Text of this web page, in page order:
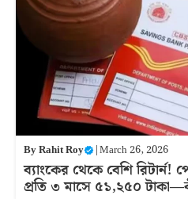
ByRahit Roy |March 26, 2026
ব্যাংকের থেকে বেশি
প্রতি ৩ মাসে ৫১,২৫০